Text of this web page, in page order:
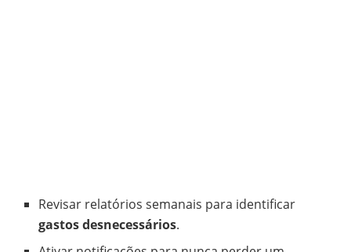
Revisar relatórios semanais para identificar
gastos desnecessários.